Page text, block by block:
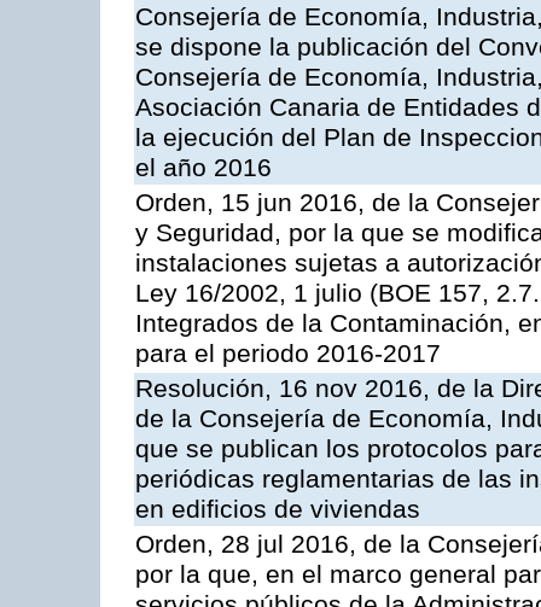
Consejería de Economía,
se dispone la publicación del
Consejería de Economía,
Asociación Canaria de Entidades
la ejecución del Plan de
el año 2016
Orden, 15 jun 2016, de la
y Seguridad, por la que se
instalaciones sujetas a
Ley 16/2002, 1 julio (BOE 157,
Integrados de la Contaminación,
para el periodo 2016-2017
Resolución, 16 nov 2016, de la
de la Consejería de Economía,
que se publican los protocolos
periódicas reglamentarias de las
en edificios de viviendas
Orden, 28 jul 2016, de la
por la que, en el marco general